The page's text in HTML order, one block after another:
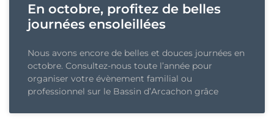
En octobre, profitez de belles
journées ensoleillées
Nous avons encore de belles et douces journées en
octobre. Consultez-nous toute l’année pour
organiser votre évènement familial ou
professionnel sur le Bassin d’Arcachon grâce